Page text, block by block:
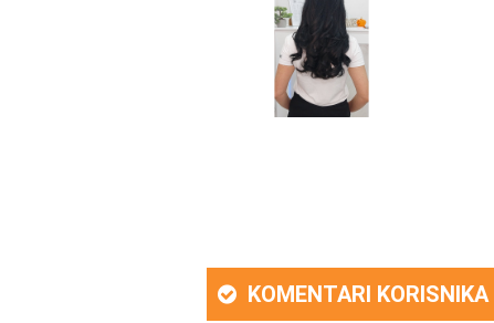
KOMENTARI KORISNIKA